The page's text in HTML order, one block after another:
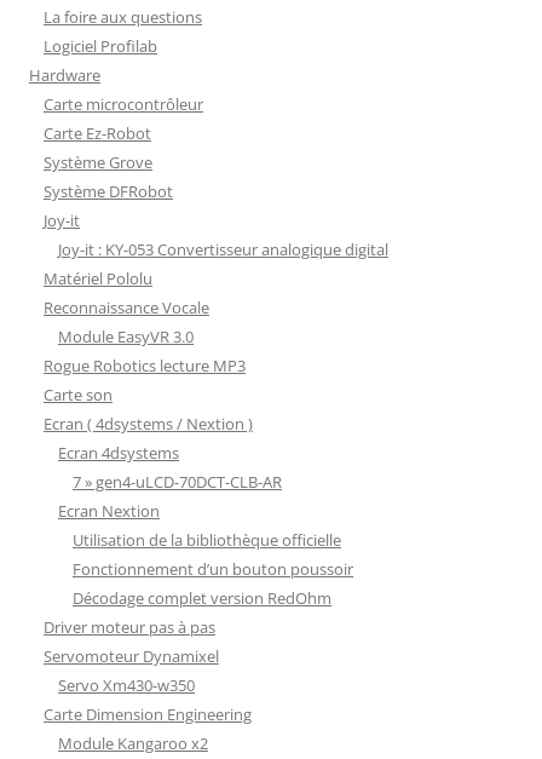
La foire aux questions
Logiciel Profilab
Hardware
Carte microcontrôleur
Carte Ez-Robot
Système Grove
Système DFRobot
Joy-it
Joy-it : KY-053 Convertisseur analogique digital
Matériel Pololu
Reconnaissance Vocale
Module EasyVR 3.0
Rogue Robotics lecture MP3
Carte son
Ecran ( 4dsystems / Nextion )
Ecran 4dsystems
7 » gen4-uLCD-70DCT-CLB-AR
Ecran Nextion
Utilisation de la bibliothèque officielle
Fonctionnement d’un bouton poussoir
Décodage complet version RedOhm
Driver moteur pas à pas
Servomoteur Dynamixel
Servo Xm430-w350
Carte Dimension Engineering
Module Kangaroo x2